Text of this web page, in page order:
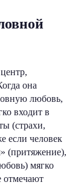
она
любовь,
входит в
(страхи,
если человек
(притяжение),
мягко
отмечают